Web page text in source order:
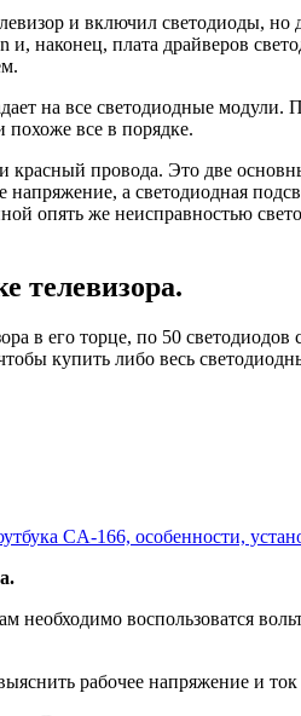
и включил светодиоды,
наконец, плата драйверов
на все светодиодные
все в порядке.
красный провода. Это две
а светодиодная
опять же неисправностью
телевизора.
в его торце, по 50
купить либо весь
CA-166, особенности,
необходимо воспользоватся
рабочее напряжение и ток